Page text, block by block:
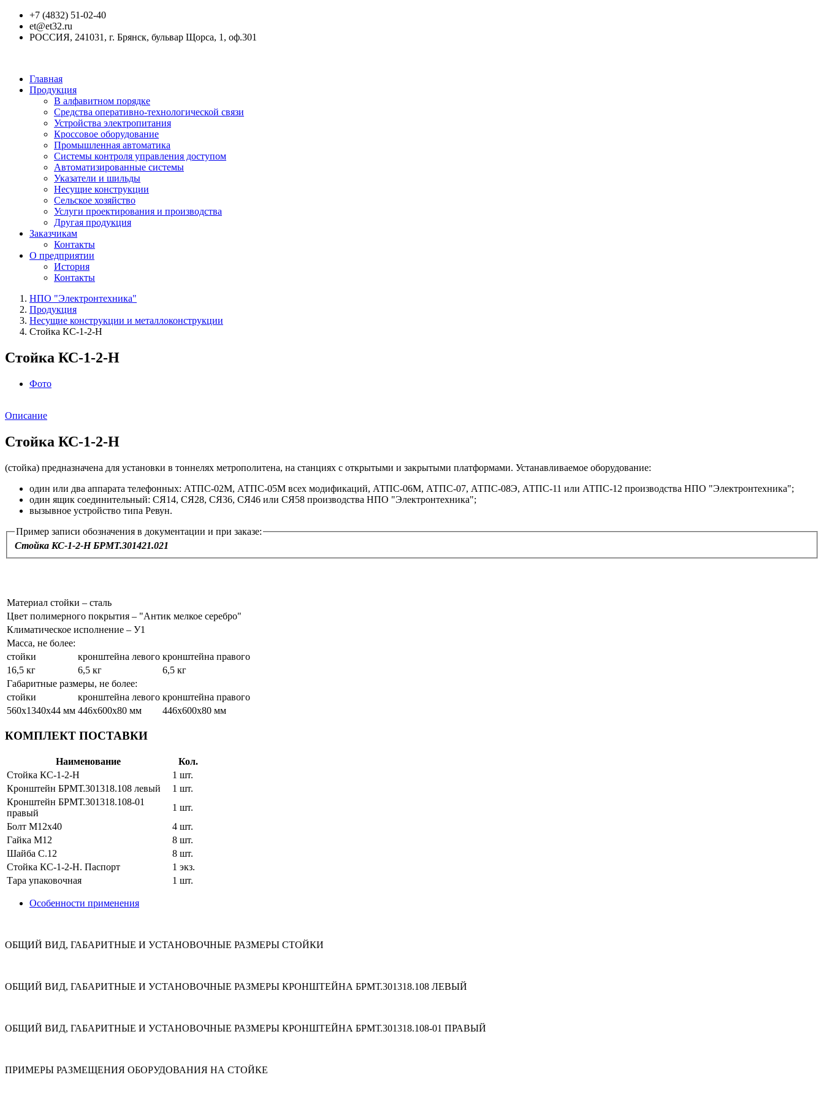
+7 (4832) 51-02-40
et@et32.ru
РОССИЯ, 241031, г. Брянск, бульвар Щорса, 1, оф.301
Главная
Продукция
В алфавитном порядке
Средства оперативно-технологической связи
Устройства электропитания
Кроссовое оборудование
Промышленная автоматика
Системы контроля управления доступом
Автоматизированные системы
Указатели и шильды
Несущие конструкции
Сельское хозяйство
Услуги проектирования и производства
Другая продукция
Заказчикам
Контакты
О предприятии
История
Контакты
НПО "Электронтехника"
Продукция
Несущие конструкции и металлоконструкции
Стойка КС-1-2-Н
Стойка КС-1-2-Н
Фото
Описание
Стойка КС-1-2-Н
(стойка) предназначена для установки в тоннелях метрополитена, на станциях с открытыми и закрытыми платформами. Устанавливаемое оборудование:
один или два аппарата телефонных: АТПС-02М, АТПС-05М всех модификаций, АТПС-06М, АТПС-07, АТПС-08Э, АТПС-11 или АТПС-12 производства НПО "Электронтехника";
один ящик соединительный: СЯ14, СЯ28, СЯ36, СЯ46 или СЯ58 производства НПО "Электронтехника";
вызывное устройство типа Ревун.
Пример записи обозначения в документации и при заказе:
Стойка КС-1-2-Н БРМТ.301421.021
Материал стойки – сталь
Цвет полимерного покрытия – "Антик мелкое серебро"
Климатическое исполнение – У1
Масса, не более:
стойки
кронштейна левого кронштейна правого
16,5 кг
6,5 кг
6,5 кг
Габаритные размеры, не более:
стойки
кронштейна левого кронштейна правого
560х1340х44 мм 446х600х80 мм 446х600х80 мм
КОМПЛЕКТ ПОСТАВКИ
Наименование
Кол.
Стойка КС-1-2-Н
1 шт.
Кронштейн БРМТ.301318.108 левый
1 шт.
Кронштейн БРМТ.301318.108-01
правый
1 шт.
Болт М12x40
4 шт.
Гайка М12
8 шт.
Шайба C.12
8 шт.
Стойка КС-1-2-Н. Паспорт
1 экз.
Тара упаковочная
1 шт.
Особенности применения
ОБЩИЙ ВИД, ГАБАРИТНЫЕ И УСТАНОВОЧНЫЕ РАЗМЕРЫ СТОЙКИ
ОБЩИЙ ВИД, ГАБАРИТНЫЕ И УСТАНОВОЧНЫЕ РАЗМЕРЫ КРОНШТЕЙНА БРМТ.301318.108 ЛЕВЫЙ
ОБЩИЙ ВИД, ГАБАРИТНЫЕ И УСТАНОВОЧНЫЕ РАЗМЕРЫ КРОНШТЕЙНА БРМТ.301318.108-01 ПРАВЫЙ
ПРИМЕРЫ РАЗМЕЩЕНИЯ ОБОРУДОВАНИЯ НА СТОЙКЕ